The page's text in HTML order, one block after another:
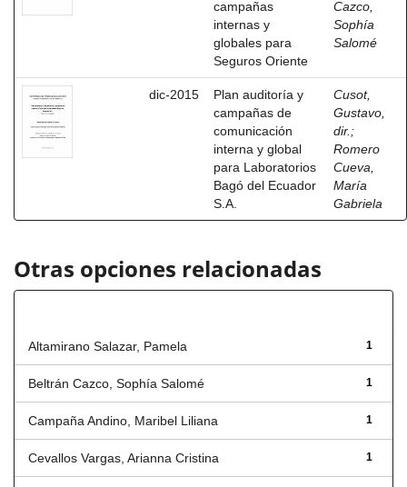
campañas
internas y
globales para
Seguros Oriente
Cazco,
Sophía
Salomé
dic-2015
Plan auditoría y
campañas de
comunicación
interna y global
para Laboratorios
Bagó del Ecuador
S.A.
Cusot,
Gustavo,
dir. ;
Romero
Cueva,
María
Gabriela
Otras opciones relacionadas
1
Altamirano Salazar, Pamela
1
Beltrán Cazco, Sophía Salomé
1
Campaña Andino, Maribel Liliana
1
Cevallos Vargas, Arianna Cristina